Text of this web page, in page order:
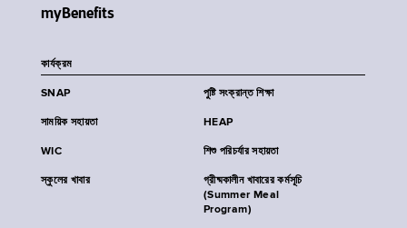
myBenefits
কার্যক্রম
SNAP পুষ্টি সংক্রান্ত শিক্ষা
সাময়িক সহায়তা HEAP
WIC শিশু পরিচর্যার সহায়তা
স্কুলের খাবার
গ্রীষ্মকালীন খাবারের কর্মসূচি
(Summer Meal
Program)